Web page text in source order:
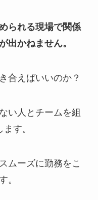
られる現場で関係
出かねません。
合えばいいのか？
い人とチームを組
す。
ムーズに勤務をこ
。